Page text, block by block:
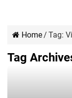
Home/ Tag:
Tag